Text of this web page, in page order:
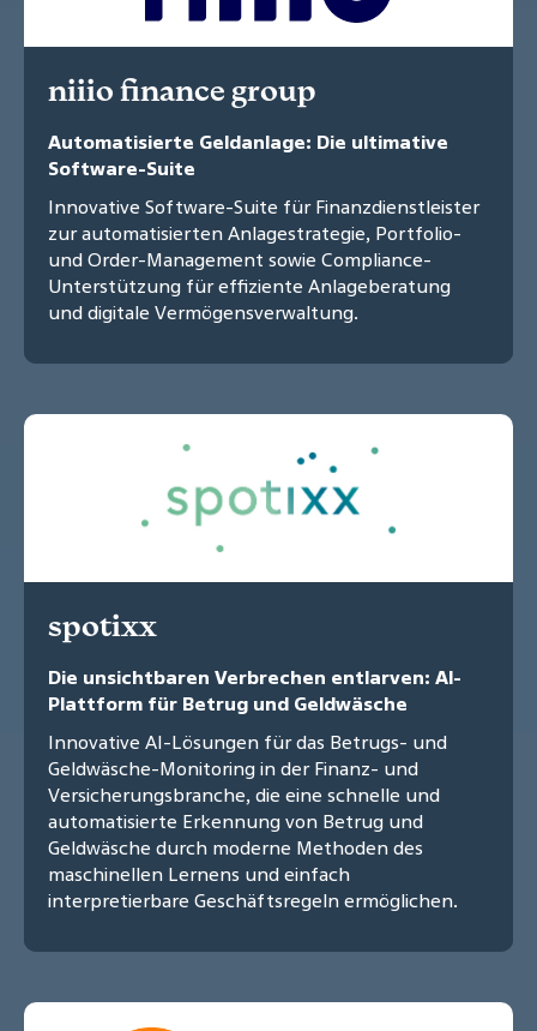
niiio finance group
Automatisierte Geldanlage: Die ultimative
Software-Suite
Innovative Software-Suite für Finanzdienstleister
zur automatisierten Anlagestrategie, Portfolio-
und Order-Management sowie Compliance-
Unterstützung für effiziente Anlageberatung
und digitale Vermögensverwaltung.
spotixx
Die unsichtbaren Verbrechen entlarven: AI-
Plattform für Betrug und Geldwäsche
Innovative AI-Lösungen für das Betrugs- und
Geldwäsche-Monitoring in der Finanz- und
Versicherungsbranche, die eine schnelle und
automatisierte Erkennung von Betrug und
Geldwäsche durch moderne Methoden des
maschinellen Lernens und einfach
interpretierbare Geschäftsregeln ermöglichen.